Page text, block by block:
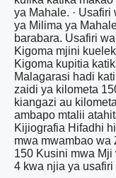
ya Mahale. ·
ya Milima ya
barabara. Usafiri
Kigoma mjini
Kigoma kupitia
Malagarasi hadi
zaidi ya kilometa
kiangazi au
ambapo mtalii
Kijiografia Hifadhi
mwa mwambao wa
150 Kusini mwa
4 kwa njia ya